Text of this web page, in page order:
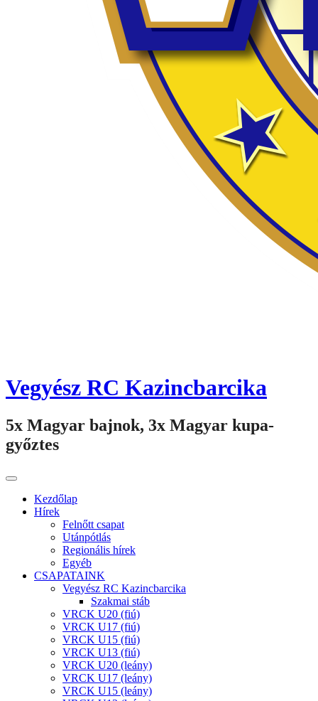
Vegyész RC Kazincbarcika
5x Magyar bajnok, 3x Magyar kupa-
győztes
Kezdőlap
Hírek
Felnőtt csapat
Utánpótlás
Regionális hírek
Egyéb
CSAPATAINK
Vegyész RC Kazincbarcika
Szakmai stáb
VRCK U20 (fiú)
VRCK U17 (fiú)
VRCK U15 (fiú)
VRCK U13 (fiú)
VRCK U20 (leány)
VRCK U17 (leány)
VRCK U15 (leány)